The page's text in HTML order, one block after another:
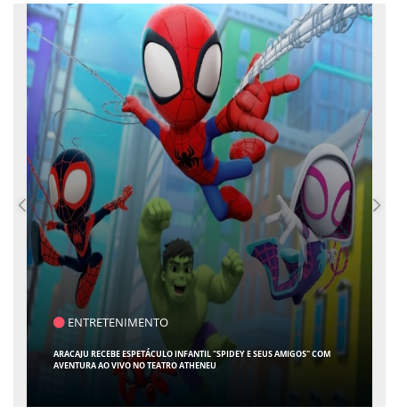
ENTRETENIMENTO
ARACAJU RECEBE ESPETÁCULO INFANTIL "SPIDEY E SEUS AMIGOS" COM
AVENTURA AO VIVO NO TEATRO ATHENEU